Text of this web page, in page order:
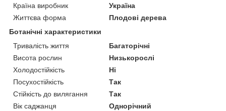
Країна виробник
Україна
Життєва форма
Плодові дерева
Ботанічні характеристики
Тривалість життя
Багаторічні
Висота рослин
Низькорослі
Холодостійкість
Ні
Посухостійкість
Так
Стійкість до вилягання
Так
Вік саджанця
Однорічний